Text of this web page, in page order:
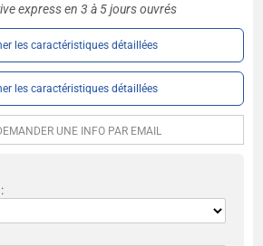
express en 3 à 5 jours ouvrés
les caractéristiques détaillées
les caractéristiques détaillées
UNE INFO PAR EMAIL